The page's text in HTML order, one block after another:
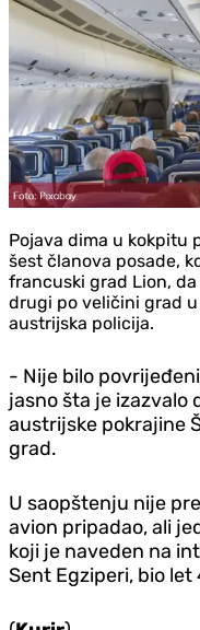
Pojava dima u kokpitu
šest članova posade,
francuski grad Lion,
drugi po veličini grad
austrijska policija.
- Nije bilo
jasno šta je izazvalo
austrijske pokrajine
grad.
U saopštenju nije
avion pripadao, ali
koji je naveden na
Sent Egziperi, bio